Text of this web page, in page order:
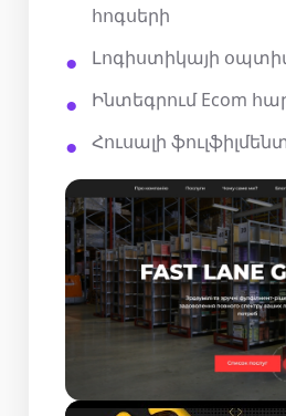
հոգսերի
Լոգիստիկայի
Ինտեգրում Ecom
Հուսալի